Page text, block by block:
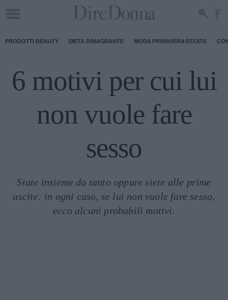
PRODOTTI BEAUTY DIETA DIMAGRANTE MODA PRIMAVERA ESTATE
6 motivi per cui lui
non vuole fare
sesso
State insieme da tanto oppure siete alle prime
uscite: in ogni caso, se lui non vuole fare sesso,
ecco alcuni probabili motivi.